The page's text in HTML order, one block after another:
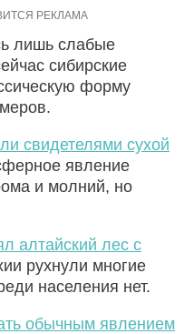
лишь слабые
сибирские
форму
свидетелями сухой
явление
и молний, но
алтайский лес с
рухнули многие
населения нет.
обычным явлением